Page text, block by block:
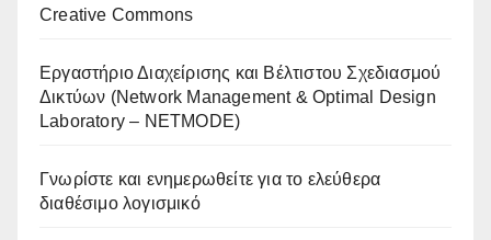
Creative Commons
Eργαστήριο Διαχείρισης και Βέλτιστου Σχεδιασμού
Δικτύων (Network Management & Optimal Design
Laboratory – NETMODE)
Γνωρίστε και ενημερωθείτε για το ελεύθερα
διαθέσιμο λογισμικό